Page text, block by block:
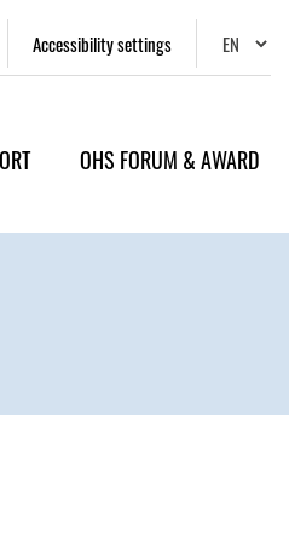
Accessibility settings
OHS FORUM & AWARD